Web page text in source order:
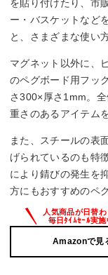
を貼り付けたり、市
ー・バスケットなど
と、さまざまな使い
マグネット以外に、
のペグボード用フッ
さ300×厚さ1mm。
重さのあるアイテム
また、スチールの表
げられているのも特
により錆びの発生を
方にもおすすめのペ
Amazonで見